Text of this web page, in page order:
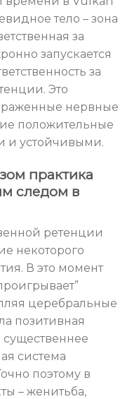
тело – зона
за
запускается
за
Это
нервные
положительные
и устойчивыми.
практика
следом в
ретенции
некоторого
В это момент
церебральные
позитивная
система
поэтому в
– женитьба,